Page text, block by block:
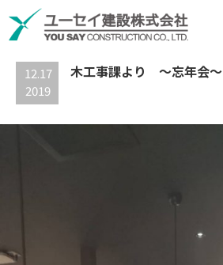
最新の記事
12.17
2019
木工事課より ～忘年会～